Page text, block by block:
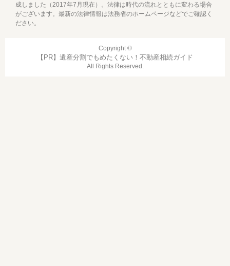
成しました（2017年7月現在）。法律は時代の流れとともに変わる場合
がございます。最新の法律情報は法務省のホームページなどでご確認く
ださい。
Copyright ©
遺産分割でもめたくない！不動産相続ガイド
All Rights Reserved.